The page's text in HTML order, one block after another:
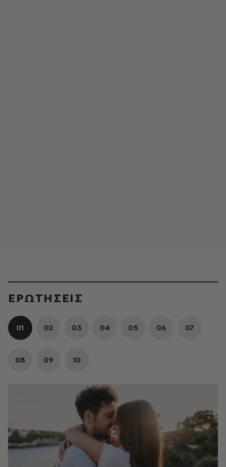
ΕΡΩΤΗΣΕΙΣ
01 02 03 04 05 06 07
08 09 10